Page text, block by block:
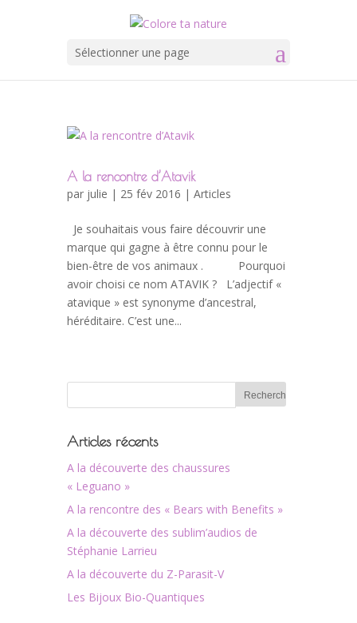
Sélectionner une page
A la rencontre d’Atavik
par julie | 25 fév 2016 | Articles
Je souhaitais vous faire découvrir une
marque qui gagne à être connu pour le
bien-être de vos animaux . Pourquoi
avoir choisi ce nom ATAVIK ? L’adjectif «
atavique » est synonyme d’ancestral,
héréditaire. C’est une...
Articles récents
A la découverte des chaussures
« Leguano »
A la rencontre des « Bears with Benefits »
A la découverte des sublim’audios de
Stéphanie Larrieu
A la découverte du Z-Parasit-V
Les Bijoux Bio-Quantiques